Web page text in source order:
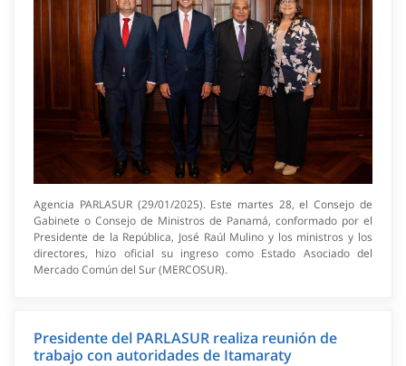
Agencia PARLASUR (29/01/2025). Este martes 28, el Consejo de
Gabinete o Consejo de Ministros de Panamá, conformado por el
Presidente de la República, José Raúl Mulino y los ministros y los
directores, hizo oficial su ingreso como Estado Asociado del
Mercado Común del Sur (MERCOSUR).
Presidente del PARLASUR realiza reunión de
trabajo con autoridades de Itamaraty